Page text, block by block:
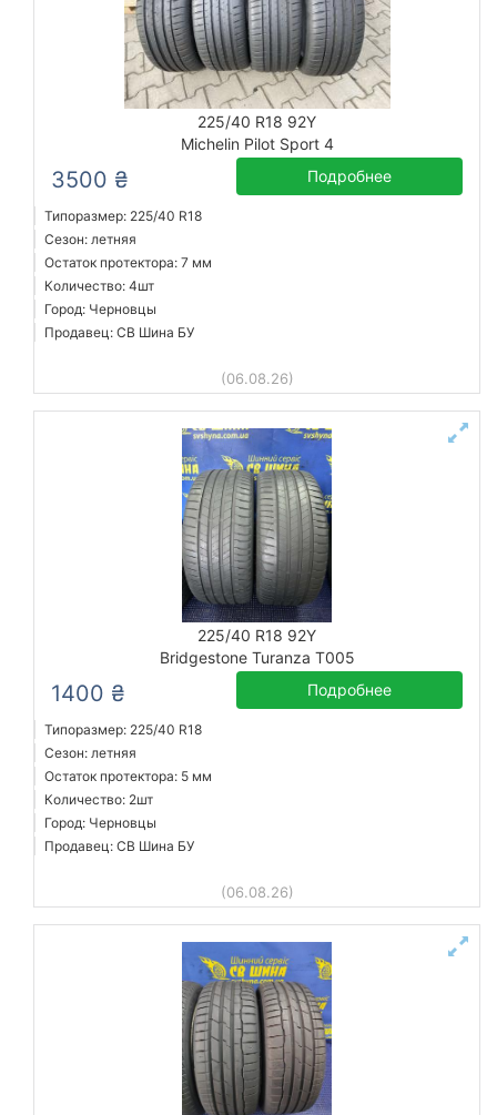
225/40 R18 92Y
Michelin Pilot Sport 4
3500 ₴ Подробнее
Типоразмер: 225/40 R18
Сезон: летняя
Остаток протектора: 7 мм
Количество: 4шт
Город: Черновцы
Продавец: СВ Шина БУ
(06.08.26)
225/40 R18 92Y
Bridgestone Turanza T005
1400 ₴ Подробнее
Типоразмер: 225/40 R18
Сезон: летняя
Остаток протектора: 5 мм
Количество: 2шт
Город: Черновцы
Продавец: СВ Шина БУ
(06.08.26)